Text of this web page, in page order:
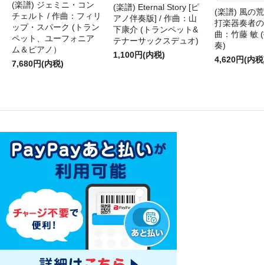
(楽譜) ジェミニ・コン
チェルト / 作曲：フィリ
ップ・スパーク (トラン
ペット、ユーフォニア
ム＆ピアノ）
7,680円(内税)
(楽譜) Eternal Story [ピ
アノ伴奏版] / 作曲：山
下康介 (トランペット&
テナーサックスデュオ)
1,100円(内税)
(楽譜) 風の
打楽器奏者
曲：竹藤 敏
奏)
4,620円(内